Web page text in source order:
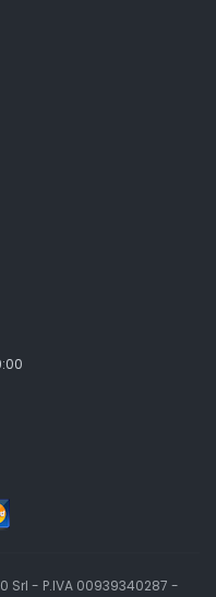
- P.IVA 00939340287 -